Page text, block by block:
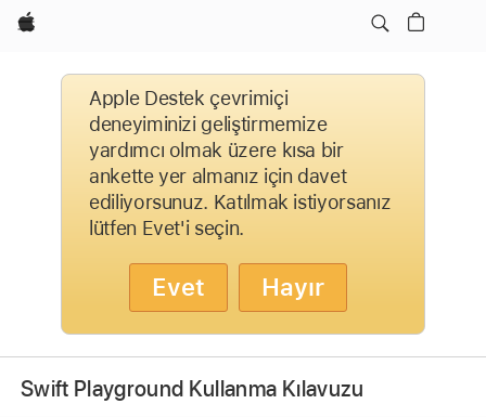
wzlhp
Apple Destek çevrimiçi
deneyiminizi geliştirmemize
yardımcı olmak üzere kısa bir
ankette yer almanız için davet
ediliyorsunuz. Katılmak istiyorsanız
lütfen Evet'i seçin.
Evet Hayır
Swift Playground Kullanma Kılavuzu